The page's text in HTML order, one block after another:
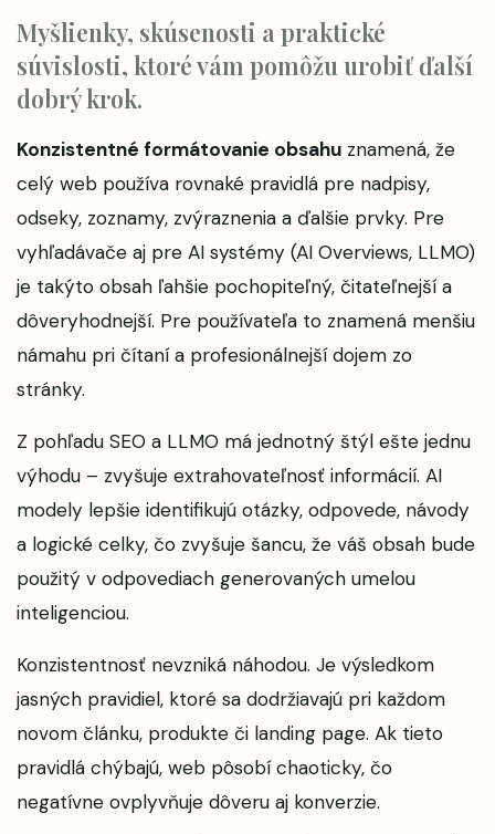
Myšlienky, skúsenosti a praktické
súvislosti, ktoré vám pomôžu urobiť ďalší
dobrý krok.
Konzistentné formátovanie obsahu znamená, že
celý web používa rovnaké pravidlá pre nadpisy,
odseky, zoznamy, zvýraznenia a ďalšie prvky. Pre
vyhľadávače aj pre AI systémy (AI Overviews, LLMO)
je takýto obsah ľahšie pochopiteľný, čitateľnejší a
dôveryhodnejší. Pre používateľa to znamená menšiu
námahu pri čítaní a profesionálnejší dojem zo
stránky.
Z pohľadu SEO a LLMO má jednotný štýl ešte jednu
výhodu – zvyšuje extrahovateľnosť informácií. AI
modely lepšie identifikujú otázky, odpovede, návody
a logické celky, čo zvyšuje šancu, že váš obsah bude
použitý v odpovediach generovaných umelou
inteligenciou.
Konzistentnosť nevzniká náhodou. Je výsledkom
jasných pravidiel, ktoré sa dodržiavajú pri každom
novom článku, produkte či landing page. Ak tieto
pravidlá chýbajú, web pôsobí chaoticky, čo
negatívne ovplyvňuje dôveru aj konverzie.